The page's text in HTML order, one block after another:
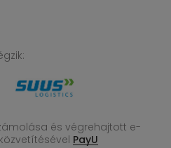
és végrehajtott e-
PayU